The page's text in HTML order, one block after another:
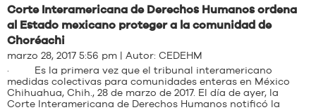
Corte Interamericana de Derechos Humanos ordena
al Estado mexicano proteger a la comunidad de
Choréachi
marzo 28, 2017 5:56 pm | Autor: CEDEHM
· Es la primera vez que el tribunal interamericano
medidas colectivas para comunidades enteras en México
Chihuahua, Chih., 28 de marzo de 2017. El día de ayer, la
Corte Interamericana de Derechos Humanos notificó la